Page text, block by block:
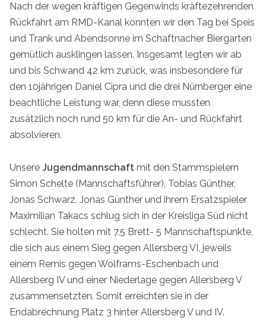
Nach der wegen kräftigen Gegenwinds kräftezehrenden
Rückfahrt am RMD-Kanal konnten wir den Tag bei Speis
und Trank und Abendsonne im Schaftnacher Biergarten
gemütlich ausklingen lassen. Insgesamt legten wir ab
und bis Schwand 42 km zurück, was insbesondere für
den 10jährigen Daniel Cipra und die drei Nürnberger eine
beachtliche Leistung war, denn diese mussten
zusätzlich noch rund 50 km für die An- und Rückfahrt
absolvieren.
Unsere Jugendmannschaft mit den Stammspielern
Simon Schelte (Mannschaftsführer), Tobias Günther,
Jonas Schwarz, Jonas Günther und ihrem Ersatzspieler
Maximilian Takacs schlug sich in der Kreisliga Süd nicht
schlecht. Sie holten mit 7,5 Brett- 5 Mannschaftspunkte,
die sich aus einem Sieg gegen Allersberg VI, jeweils
einem Remis gegen Wolframs-Eschenbach und
Allersberg IV und einer Niederlage gegen Allersberg V
zusammensetzten. Somit erreichten sie in der
Endabrechnung Platz 3 hinter Allersberg V und IV.